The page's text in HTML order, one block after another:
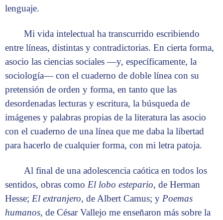
lenguaje.
Mi vida intelectual ha transcurrido escribiendo
entre líneas, distintas y contradictorias. En cierta forma,
asocio las ciencias sociales —y, específicamente, la
sociología— con el cuaderno de doble línea con su
pretensión de orden y forma, en tanto que las
desordenadas lecturas y escritura, la búsqueda de
imágenes y palabras propias de la literatura las asocio
con el cuaderno de una línea que me daba la libertad
para hacerlo de cualquier forma, con mi letra patoja.
Al final de una adolescencia caótica en todos los
sentidos, obras como El lobo estepario, de Herman
Hesse; El extranjero, de Albert Camus; y Poemas
humanos, de César Vallejo me enseñaron más sobre la